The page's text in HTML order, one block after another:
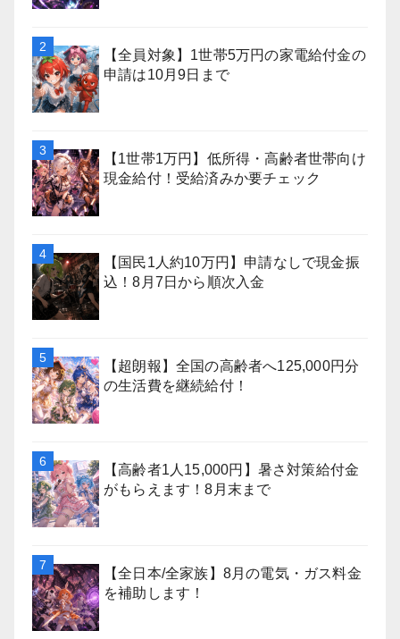
【全員対象】1世帯5万円の家電給付金の
申請は10月9日まで
【1世帯1万円】低所得・高齢者世帯向け
現金給付！受給済みか要チェック
【国民1人約10万円】申請なしで現金振
込！8月7日から順次入金
【超朗報】全国の高齢者へ125,000円分
の生活費を継続給付！
【高齢者1人15,000円】暑さ対策給付金
がもらえます！8月末まで
【全日本/全家族】8月の電気・ガス料金
を補助します！